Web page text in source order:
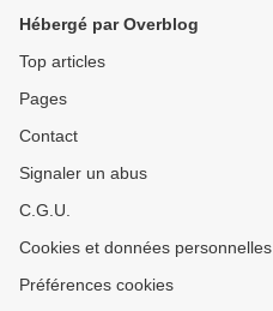
Hébergé par Overblog
Top articles
Pages
Contact
Signaler un abus
C.G.U.
Cookies et données personnelles
Préférences cookies